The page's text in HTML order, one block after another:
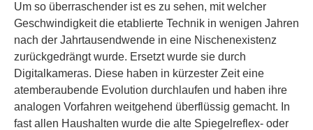
Um so überraschender ist es zu sehen, mit welcher
Geschwindigkeit die etablierte Technik in wenigen Jahren
nach der Jahrtausendwende in eine Nischenexistenz
zurückgedrängt wurde. Ersetzt wurde sie durch
Digitalkameras. Diese haben in kürzester Zeit eine
atemberaubende Evolution durchlaufen und haben ihre
analogen Vorfahren weitgehend überflüssig gemacht. In
fast allen Haushalten wurde die alte Spiegelreflex- oder